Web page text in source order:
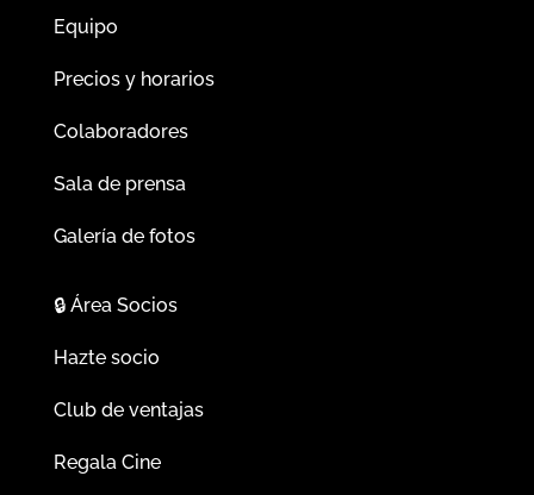
Equipo
Precios y horarios
Colaboradores
Sala de prensa
Galería de fotos
🔒Área Socios
Hazte socio
Club de ventajas
Regala Cine